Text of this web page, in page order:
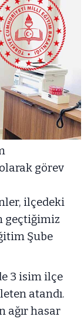
görev
ilçedeki
geçtiğimiz
Şube
3 isim ilçe
atandı.
ağır hasar